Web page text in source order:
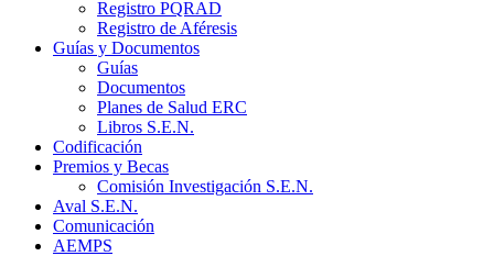
Registro PQRAD
Registro de Aféresis
Guías y Documentos
Guías
Documentos
Planes de Salud ERC
Libros S.E.N.
Codificación
Premios y Becas
Comisión Investigación S.E.N.
Aval S.E.N.
Comunicación
AEMPS